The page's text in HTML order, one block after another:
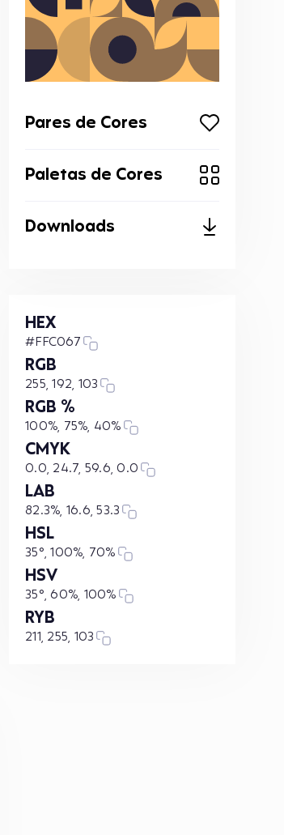
Pares de Cores
Paletas de Cores
Downloads
HEX
#FFC067
RGB
255, 192, 103
RGB %
100%, 75%, 40%
CMYK
0.0, 24.7, 59.6, 0.0
LAB
82.3%, 16.6, 53.3
HSL
35°, 100%, 70%
HSV
35°, 60%, 100%
RYB
211, 255, 103